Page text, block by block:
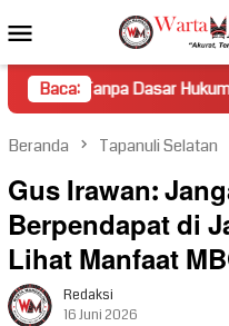
ke
kontenMobile
Baca:
Hukum Picu Keresahan
Beranda Tapanuli Selatan
Gus Irawan:
Berpendapat di
Lihat Manfaat
Redaksi
16 Juni 2026